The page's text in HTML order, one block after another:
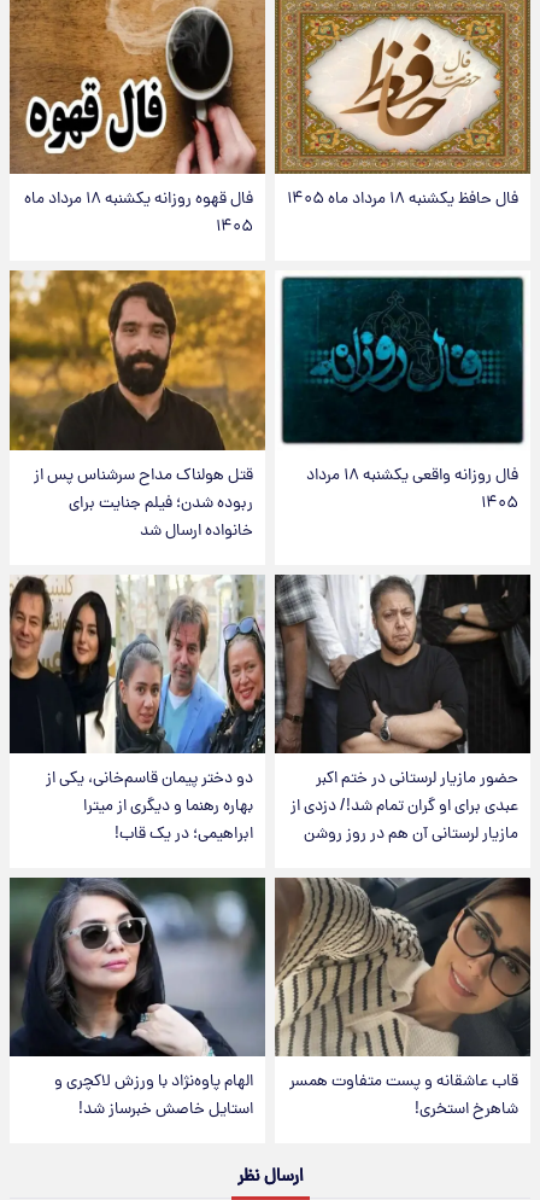
فال حافظ یکشنبه ۱۸ مرداد ماه ۱۴۰۵
فال قهوه روزانه یکشنبه ۱۸ مرداد ماه
۱۴۰۵
فال روزانه واقعی یکشنبه ۱۸ مرداد
۱۴۰۵
قتل هولناک مداح سرشناس پس از
ربوده شدن؛ فیلم جنایت برای
خانواده ارسال شد
حضور مازیار لرستانی در ختم اکبر
عبدی برای او گران تمام شد!/ دزدی از
مازیار لرستانی آن هم در روز روشن
دو دختر پیمان قاسم‌خانی، یکی از
بهاره رهنما و دیگری از میترا
ابراهیمی؛ در یک قاب!
قاب عاشقانه و پست متفاوت همسر
شاهرخ استخری!
الهام پاوه‌نژاد با ورزش لاکچری و
استایل خاصش خبرساز شد!
ارسال نظر